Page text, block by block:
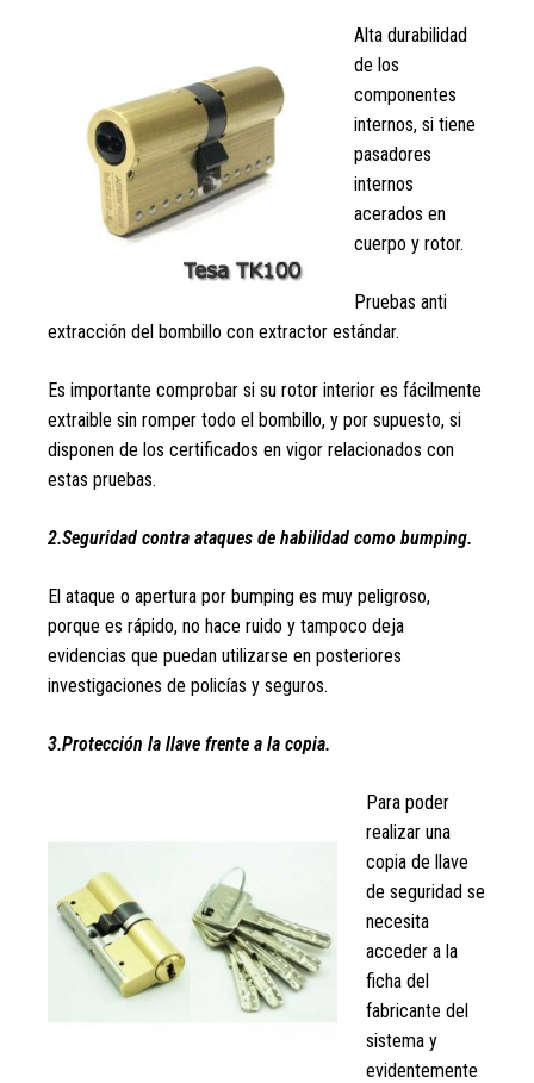
Alta durabilidad
de los
componentes
internos, si tiene
pasadores
internos
acerados en
cuerpo y rotor.
Pruebas anti
extracción del bombillo con extractor estándar.
Es importante comprobar si su rotor interior es fácilmente
extraible sin romper todo el bombillo, y por supuesto, si
disponen de los certificados en vigor relacionados con
estas pruebas.
2.Seguridad contra ataques de habilidad como bumping.
El ataque o apertura por bumping es muy peligroso,
porque es rápido, no hace ruido y tampoco deja
evidencias que puedan utilizarse en posteriores
investigaciones de policías y seguros.
3.Protección la llave frente a la copia.
Para poder
realizar una
copia de llave
de seguridad se
necesita
acceder a la
ficha del
fabricante del
sistema y
evidentemente